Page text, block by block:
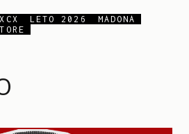
LETO 2026
MADONA